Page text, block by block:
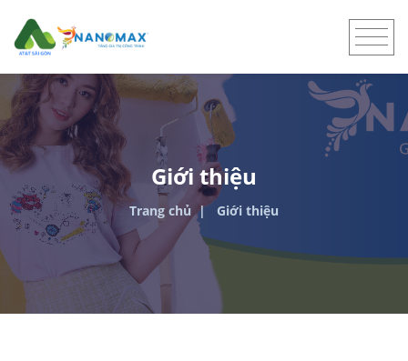
Giới thiệu
Trang chủ Giới thiệu